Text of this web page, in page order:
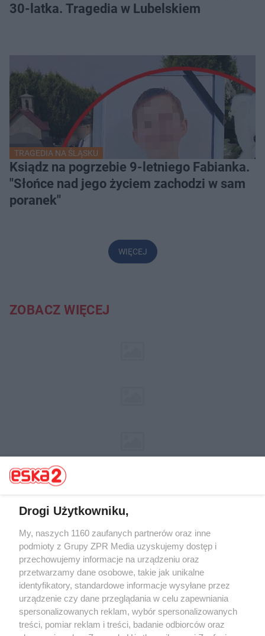
30-latka. Tragedia w Lubelskiem
TRAGEDIA NA ŚLĄSKU
Ksiądz na pogrzebie 9-letniego Fabianka.
"Słońce nad jego życiem zachodzi w sam
poranek"
WIĘCEJ
ZOBACZ WIĘCEJ
Żaden utwór zamieszczony w serwisie nie może być powielany i
rozpowszechniany lub dalej rozpowszechniany w jakikolwiek sposób (w
tym także elektroniczny lub mechaniczny) na jakimkolwiek polu
eksploatacji w jakiejkolwiek formie, włącznie z umieszczaniem w
Internecie bez pisemnej zgody właściciela praw. Jakiekolwiek użycie lub
wykorzystanie utworów w całości lub w części z naruszeniem prawa,
tzn. bez właściwej zgody, jest zabronione pod groźbą kary i może być
ścigane prawnie.
Drogi Użytkowniku,
My, naszych 1160 zaufanych partnerów oraz inne
podmioty z Grupy ZPR Media uzyskujemy dostęp i
przechowujemy informacje na urządzeniu oraz
przetwarzamy dane osobowe, takie jak unikalne
identyfikatory, standardowe informacje wysyłane przez
urządzenie czy dane przeglądania w celu zapewniania
spersonalizowanych reklam, wybór spersonalizowanych
treści, pomiar reklam i treści, badanie odbiorców oraz